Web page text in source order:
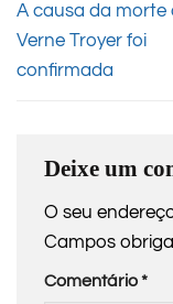
A causa da morte
Verne Troyer foi
confirmada
Deixe um
O seu
Campos
Comentário*